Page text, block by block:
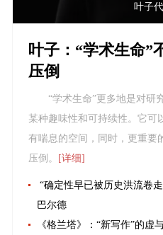
叶子
叶子：“学术生命”
压倒
“学术生命”更多地是对研
某种趣味性和可持续性。它可
有喘息的空间，同时，更重要
压倒。
[详细]
“确定性早已被历史洪流卷
巴尔德
《格兰塔》：“新写作”的虚